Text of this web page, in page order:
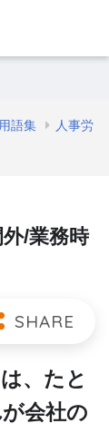
語集
人事労
/業務時
、たと
会社の